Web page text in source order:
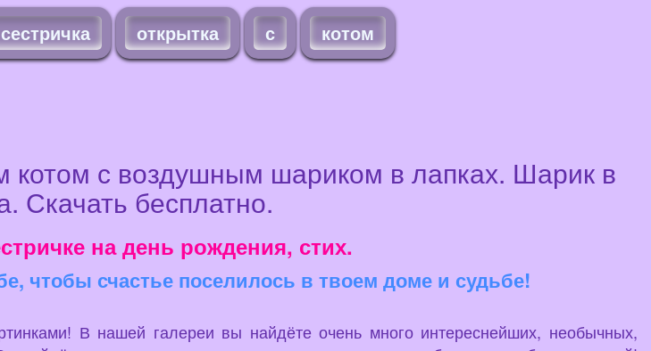
сестричка открытка с котом
с воздушным шариком в лапках. Шарик в
Скачать бесплатно.
на день рождения, стих.
чтобы счастье поселилось в твоем доме и судьбе!
В нашей галереи вы найдёте очень много интереснейших, необычных,